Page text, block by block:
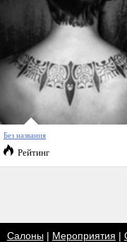
Без названия
Рейтинг
Салоны| Мероприятия |